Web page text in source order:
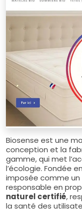
Biosense est une
conception et la
gamme, qui met
l’écologie. Fondée
imposée comme un
responsable en
naturel certifié,
la santé des